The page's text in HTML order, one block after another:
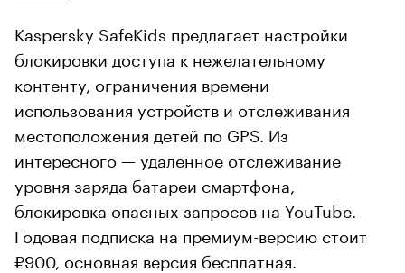
Kaspersky SafeKids предлагает настройки
блокировки доступа к нежелательному
контенту, ограничения времени
использования устройств и отслеживания
местоположения детей по GPS. Из
интересного — удаленное отслеживание
уровня заряда батареи смартфона,
блокировка опасных запросов на YouTube.
Годовая подписка на премиум-версию стоит
₽900, основная версия бесплатная.